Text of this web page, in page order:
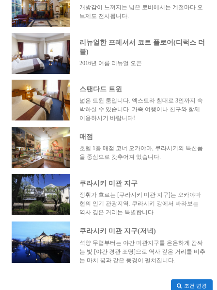
개방감이 느껴지는 넓은 로비에서는 계절마다 오
브제도 전시됩니다.
리뉴얼한 프레셔서 코트 플로어(디럭스 더
블)
2016년 여름 리뉴얼 오픈
스탠다드 트윈
넓은 트윈 룸입니다. 엑스트라 침대로 3인까지 숙
박하실 수 있습니다. 가족 여행이나 친구와 함께
이용하시기 바랍니다!
매점
호텔 1층 매점 코너 오카야마, 쿠라시키의 특산품
을 중심으로 갖추어져 있습니다.
쿠라시키 미관 지구
정취가 흐르는 [쿠라시키 미관 지구]는 오카야마
현의 인기 관광지역. 쿠라시키 강에서 바라보는
역사 깊은 거리는 특별합니다.
쿠라시키 미관 지구(저녁)
석양 무렵부터는 야간 미관지구를 은은하게 감싸
는 빛 [야간 경관 조명]으로 역사 깊은 거리를 비추
는 마치 꿈과 같은 풍경이 펼쳐집니다.
조건 변경